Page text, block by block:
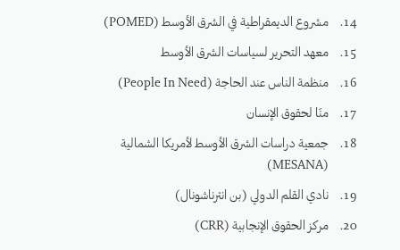
مشروع الديمقراطية في الشرق الأوسط (POMED)
معهد التحرير لسياسات الشرق الأوسط
منظمة الناس عند الحاجة (People In Need)
منَا لحقوق الإنسان
جمعية دراسات الشرق الأوسط لأمريكا الشمالية
نادي القلم الدولي (بن انترناشونال)
مركز الحقوق الإنجابية (CRR)